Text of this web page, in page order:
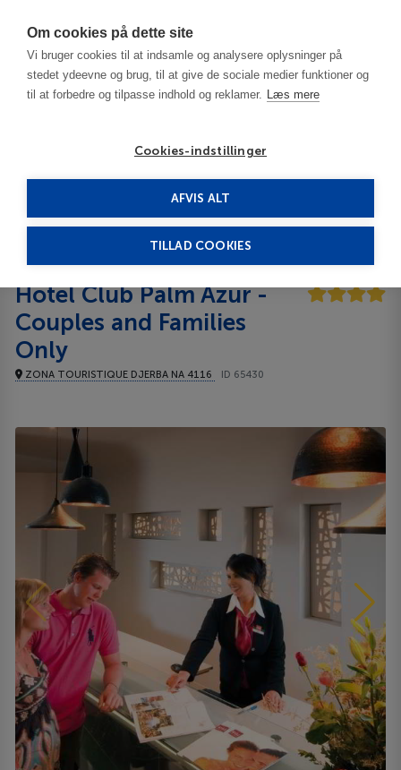
Om cookies på dette site
Vi bruger cookies til at indsamle og analysere oplysninger på
stedet ydeevne og brug, til at give de sociale medier funktioner og
til at forbedre og tilpasse indhold og reklamer. Læs mere
Cookies-indstillinger
AFVIS ALT
TILLAD COOKIES
Hotel Club Palm Azur - Couples and Families Only
Hotel Club Palm Azur -
Couples and Families
Only
ZONA TOURISTIQUE DJERBA NA 4116 ID 65430